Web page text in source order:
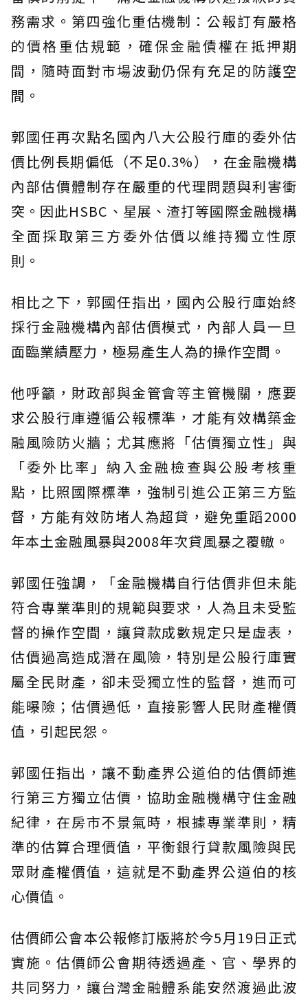
務需求。第四強化重估機制：公報訂有嚴格
的價格重估規範，確保金融債權在抵押期
間，隨時面對市場波動仍保有充足的防護空
間。
郭國任再次點名國內八大公股行庫的委外估
價比例長期偏低（不足0.3%），在金融機構
內部估價體制存在嚴重的代理問題與利害衝
突。因此HSBC、星展、渣打等國際金融機構
全面採取第三方委外估價以維持獨立性原
則。
相比之下，郭國任指出，國內公股行庫始終
採行金融機構內部估價模式，內部人員一旦
面臨業績壓力，極易產生人為的操作空間。
他呼籲，財政部與金管會等主管機關，應要
求公股行庫遵循公報標準，才能有效構築金
融風險防火牆；尤其應將「估價獨立性」與
「委外比率」納入金融檢查與公股考核重
點，比照國際標準，強制引進公正第三方監
督，方能有效防堵人為超貸，避免重蹈2000
年本土金融風暴與2008年次貸風暴之覆轍。
郭國任強調，「金融機構自行估價非但未能
符合專業準則的規範與要求，人為且未受監
督的操作空間，讓貸款成數規定只是虛表，
估價過高造成潛在風險，特別是公股行庫實
屬全民財產，卻未受獨立性的監督，進而可
能曝險；估價過低，直接影響人民財產權價
值，引起民怨。
郭國任指出，讓不動產界公道伯的估價師進
行第三方獨立估價，協助金融機構守住金融
紀律，在房市不景氣時，根據專業準則，精
準的估算合理價值，平衡銀行貸款風險與民
眾財產權價值，這就是不動產界公道伯的核
心價值。
估價師公會本公報修訂版將於今5月19日正式
實施。估價師公會期待透過產、官、學界的
共同努力，讓台灣金融體系能安然渡過此波